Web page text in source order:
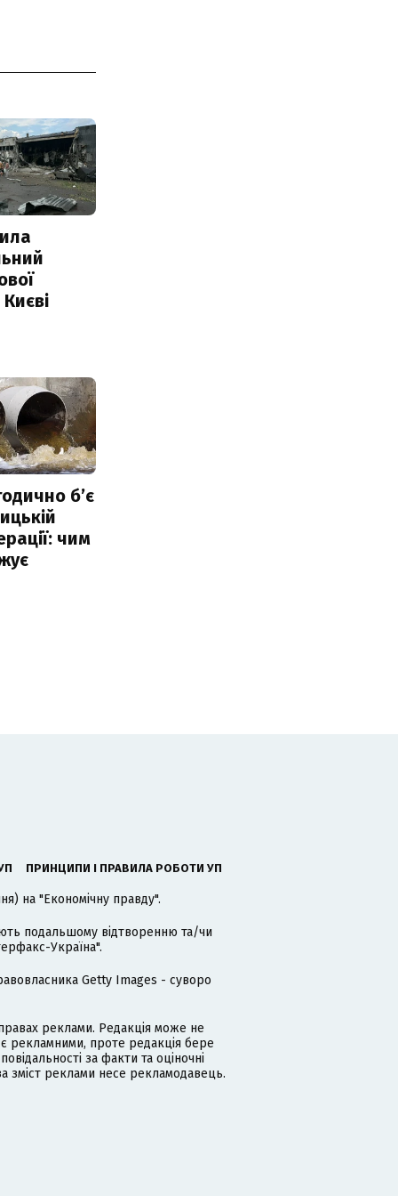
б’є
чим
ПРИНЦИПИ І ПРАВИЛА РОБОТИ УП
на "Економічну правду".
подальшому відтворенню та/чи
Україна".
Getty Images - суворо
реклами. Редакція може не
рекламними, проте редакція бере
за факти та оціночні
зміст реклами несе рекламодавець.